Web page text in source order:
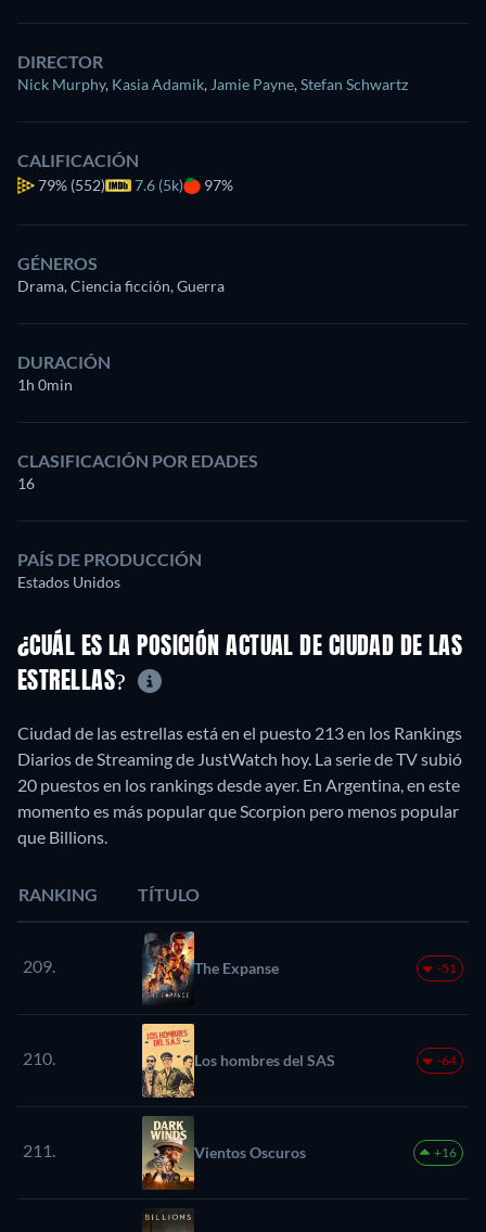
DIRECTOR
Nick Murphy, Kasia Adamik, Jamie Payne,Stefan Schwartz
CALIFICACIÓN
79% (552) 7.6 (5k) 97%
GÉNEROS
Drama, Ciencia ficción, Guerra
DURACIÓN
1h 0min
CLASIFICACIÓN POR EDADES
16
PAÍS DE PRODUCCIÓN
Estados Unidos
¿CUÁL ES LA POSICIÓN ACTUAL DE CIUDAD DE LAS
ESTRELLAS?
Ciudad de las estrellas está en el puesto 213 en los Rankings
Diarios de Streaming de JustWatch hoy. La serie de TV subió
20 puestos en los rankings desde ayer. En Argentina, en este
momento es más popular que Scorpion pero menos popular
que Billions.
RANKING TÍTULO
209. The Expanse -51
210. Los hombres del SAS -64
211. Vientos Oscuros +16